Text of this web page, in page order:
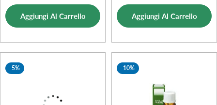
vendita
Aggiungi Al Carrello
di
vendita
normale
Aggiungi Al Carrello
-5% -10%